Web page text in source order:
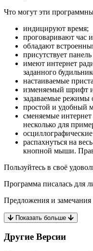
Что могут эти
индицируют время;
проговаривают час
обладают
присутствует
имеют интернет
заданного
настаиваемые
изменяемый шрифт
задаваемые режимы
простой и удобный
сменяемые
несколько для
распахнуться на
кнопной мыши.
Пользуйтесь в своё
Программа писалась для
Предложения и замечания
Показать больше
Другие Версии